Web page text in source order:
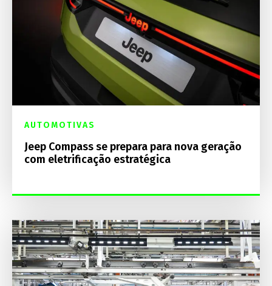
AUTOMOTIVAS
Jeep Compass se prepara para nova geração
com eletrificação estratégica